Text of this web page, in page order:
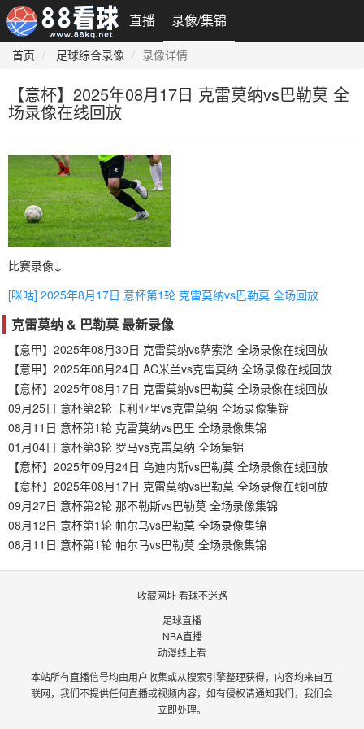
直播 录像/集锦
首页 足球综合录像 录像详情
【意杯】2025年08月17日 克雷莫纳vs巴勒莫 全
场录像在线回放
比赛录像↓
[咪咕] 2025年8月17日 意杯第1轮 克雷莫纳vs巴勒莫 全场回放
克雷莫纳 & 巴勒莫 最新录像
【意甲】2025年08月30日 克雷莫纳vs萨索洛 全场录像在线回放
【意甲】2025年08月24日 AC米兰vs克雷莫纳 全场录像在线回放
【意杯】2025年08月17日 克雷莫纳vs巴勒莫 全场录像在线回放
09月25日 意杯第2轮 卡利亚里vs克雷莫纳 全场录像集锦
08月11日 意杯第1轮 克雷莫纳vs巴里 全场录像集锦
01月04日 意杯第3轮 罗马vs克雷莫纳 全场集锦
【意杯】2025年09月24日 乌迪内斯vs巴勒莫 全场录像在线回放
【意杯】2025年08月17日 克雷莫纳vs巴勒莫 全场录像在线回放
09月27日 意杯第2轮 那不勒斯vs巴勒莫 全场录像集锦
08月12日 意杯第1轮 帕尔马vs巴勒莫 全场录像集锦
08月11日 意杯第1轮 帕尔马vs巴勒莫 全场录像集锦
收藏网址 看球不迷路
足球直播
NBA直播
动漫线上看
本站所有直播信号均由用户收集或从搜索引擎整理获得，内容均来自互
联网，我们不提供任何直播或视频内容，如有侵权请通知我们，我们会
立即处理。